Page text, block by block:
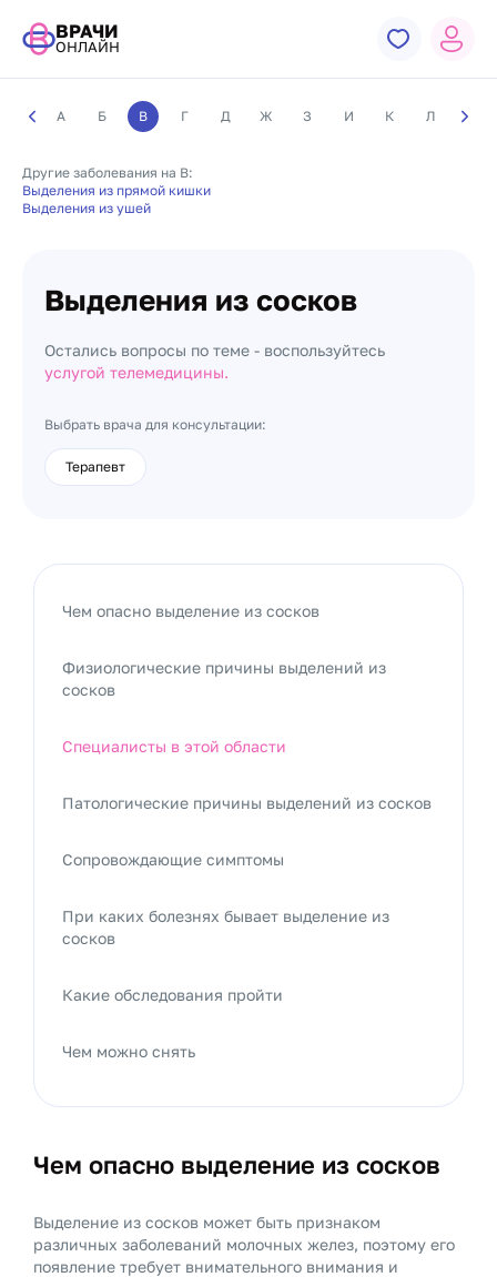
ВРАЧИ
ОНЛАЙН
А Б В Г Д Ж З И К Л М
Другие заболевания на В:
Выделения из прямой кишки
Выделения из ушей
Выделения из сосков
Остались вопросы по теме - воспользуйтесь
услугой телемедицины.
Выбрать врача для консультации:
Терапевт
Чем опасно выделение из сосков
Выделение из сосков может быть признаком
различных заболеваний молочных желез, поэтому его
появление требует внимательного внимания и
Чем опасно выделение из сосков
Физиологические причины выделений из
сосков
Специалисты в этой области
Патологические причины выделений из сосков
Сопровождающие симптомы
При каких болезнях бывает выделение из
сосков
Какие обследования пройти
Чем можно снять